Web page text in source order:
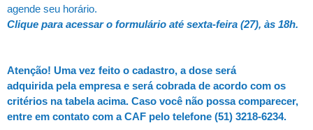
agende seu horário.
Clique para acessar o formulário até sexta-feira (27), às 18h.
Atenção! Uma vez feito o cadastro, a dose será
adquirida pela empresa e será cobrada de acordo com os
critérios na tabela acima. Caso você não possa comparecer,
entre em contato com a CAF pelo telefone (51) 3218-6234.